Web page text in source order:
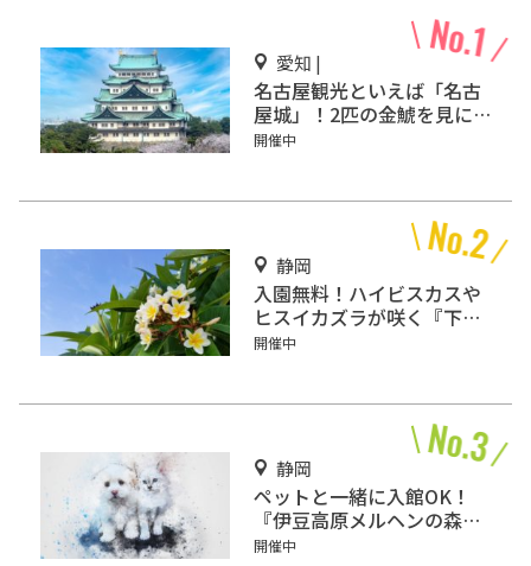
愛知 |
名古屋観光といえば「名古
屋城」！2匹の金鯱を見に
行こう
開催中
静岡
入園無料！ハイビスカスや
ヒスイカズラが咲く『下賀
茂熱帯植物園』で南国気分
開催中
静岡
ペットと一緒に入館OK！
『伊豆高原メルヘンの森美
術館』をご紹介
開催中